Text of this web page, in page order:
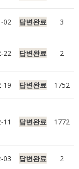
02 답변완료 3
22 답변완료 2
19 답변완료 1752
11 답변완료 1772
03 답변완료 2